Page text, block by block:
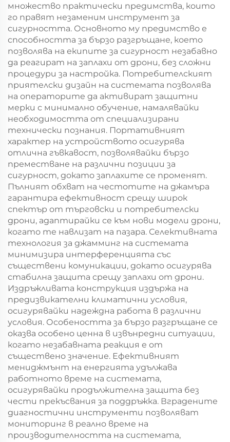
множество практически предимства, които
го правят незаменим инструмент за
сигурността. Основното му предимство е
способността за бързо разгръщане, което
позволява на екипите за сигурност незабавно
да реагират на заплахи от дрони, без сложни
процедури за настройка. Потребителският
приятелски дизайн на системата позволява
на операторите да активират защитни
мерки с минимално обучение, намалявайки
необходимостта от специализирани
технически познания. Портативният
характер на устройството осигурява
отлична гъвкавост, позволявайки бързо
преместване на различни позиции за
сигурност, докато заплахите се променят.
Пълният обхват на честотите на джамъра
гарантира ефективност срещу широк
спектър от търговски и потребителски
дрони, адаптирайки се към нови модели дрони,
когато те навлизат на пазара. Селективната
технология за джамминг на системата
минимизира интерференцията със
съществени комуникации, докато осигурява
стабилна защита срещу заплахи от дрони.
Издръжливата конструкция издържа на
предизвикателни климатични условия,
осигурявайки надеждна работа в различни
условия. Особеността за бързо разгръщане се
оказва особено ценна в извънредни ситуации,
когато незабавната реакция е от
съществено значение. Ефективният
мениджмънт на енергията удължава
работното време на системата,
осигурявайки продължителна защита без
чести прекъсвания за поддръжка. Вградените
диагностични инструменти позволяват
мониторинг в реално време на
производителността на системата,